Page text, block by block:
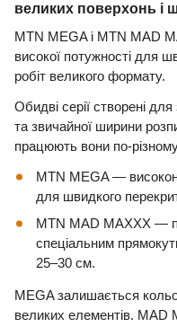
великих поверхонь і
MTN MEGA і MTN MAD
високої потужності для
робіт великого формату.
Обидві серії створені
та звичайної ширини
працюють вони по-
MTN MEGA —
для швидкого
MTN MAD MAXXX —
спеціальним
25–30 см.
MEGA залишається
великих елементів. MAD